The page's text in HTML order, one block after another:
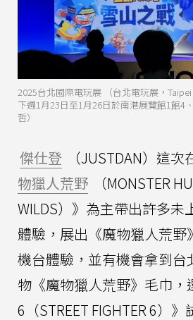
2025台北國際電玩展 （台北電玩展，
下週1月23日至1月26日於南港展覽館1館4
哲）
傑仕登 （JUSTDAN）這
物獵人荒野
（MONSTER
WILDS）》為主帶出許多未
體驗，展出《魔物獵人荒野
機台體驗，並有機會拿到台
物《魔物獵人荒野》毛巾，
6（STREET FIGHTER 6）